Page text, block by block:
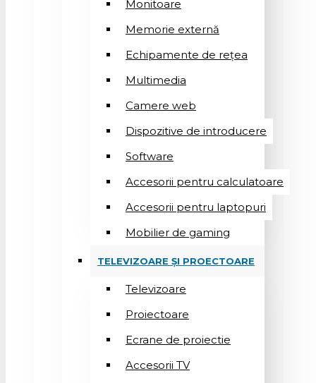
Monitoare
Memorie externă
Echipamente de rețea
Multimedia
Camere web
Dispozitive de introducere
Software
Accesorii pentru calculatoare
Accesorii pentru laptopuri
Mobilier de gaming
TELEVIZOARE ȘI PROECTOARE
Televizoare
Proiectoare
Ecrane de proiectie
Accesorii TV